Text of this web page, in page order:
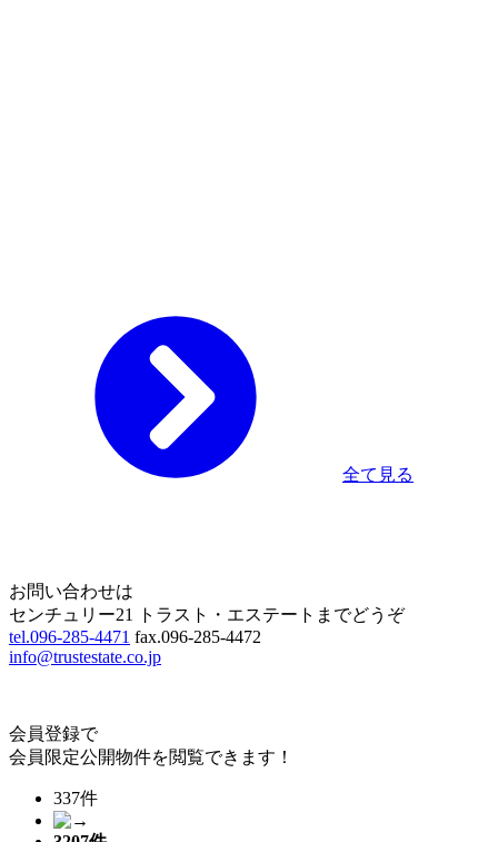
全て見る
お問い合わせは
センチュリー21 トラスト・エステートまでどうぞ
tel.096-285-4471 fax.096-285-4472
info@trustestate.co.jp
会員登録で
会員限定公開物件を閲覧できます！
337件